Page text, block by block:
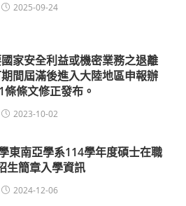
2025-09-24
家安全利益或機密業務之退離
間屆滿後進入大陸地區申報辦
條條文修正發布。
2023-10-02
東南亞學系114學年度碩士在職
生簡章入學資訊
2024-12-06